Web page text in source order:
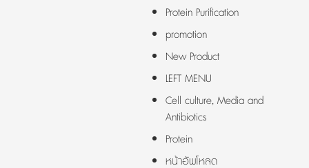
Protein Purification
promotion
New Product
LEFT MENU
Cell culture, Media and
Antibiotics
Protein
หน้าอัพโหลด